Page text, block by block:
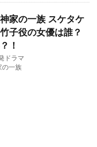
家の一族 スケタケ
子役の女優は誰？
！
ドラマ
の一族